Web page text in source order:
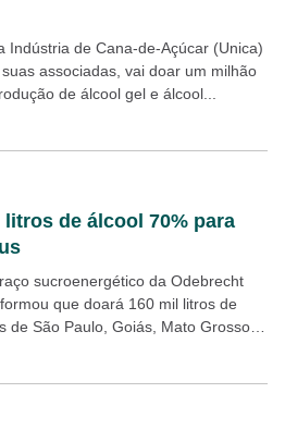
Indústria de Cana-de-Açúcar (Unica)
associadas, vai doar um milhão
de álcool gel e álcool...
de álcool 70% para
sucroenergético da Odebrecht
que doará 160 mil litros de
de São Paulo, Goiás, Mato Grosso e